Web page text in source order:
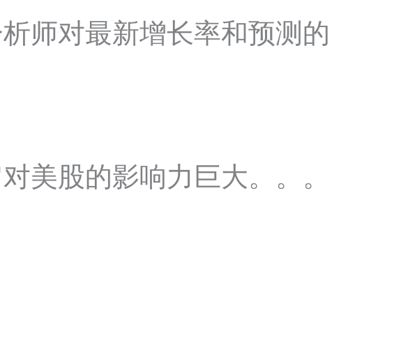
师对最新增长率和预测的
美股的影响力巨大。。。